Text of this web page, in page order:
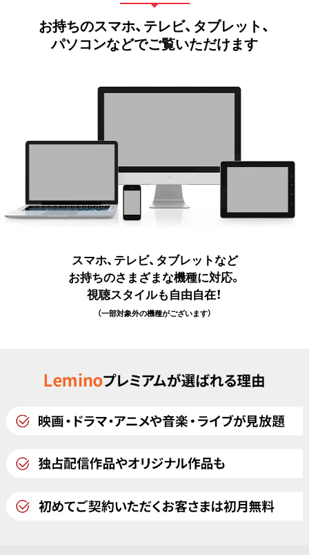
お持ちのスマホ、テレビ、タブレット、
パソコンなどでご覧いただけます
スマホ、テレビ、タブレットなど
お持ちのさまざまな機種に対応。
視聴スタイルも自由自在！
（一部対象外の機種がございます）